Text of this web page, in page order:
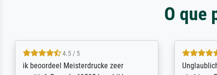
O que
5 / 5
Die Zufriedenheit ist auch nicht dadurch
Excellent